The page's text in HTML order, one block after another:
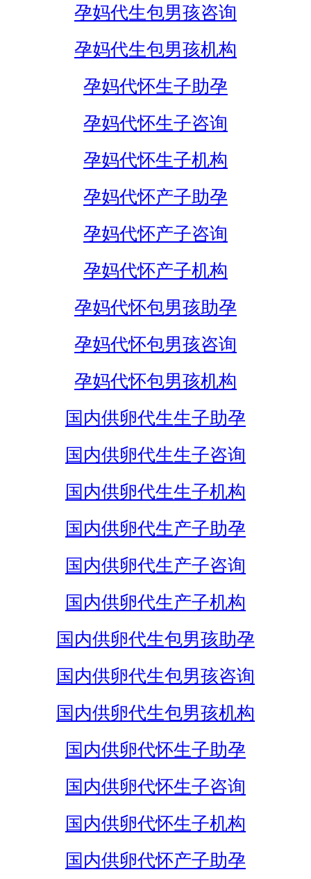
孕妈代生包男孩咨询
孕妈代生包男孩机构
孕妈代怀生子助孕
孕妈代怀生子咨询
孕妈代怀生子机构
孕妈代怀产子助孕
孕妈代怀产子咨询
孕妈代怀产子机构
孕妈代怀包男孩助孕
孕妈代怀包男孩咨询
孕妈代怀包男孩机构
国内供卵代生生子助孕
国内供卵代生生子咨询
国内供卵代生生子机构
国内供卵代生产子助孕
国内供卵代生产子咨询
国内供卵代生产子机构
国内供卵代生包男孩助孕
国内供卵代生包男孩咨询
国内供卵代生包男孩机构
国内供卵代怀生子助孕
国内供卵代怀生子咨询
国内供卵代怀生子机构
国内供卵代怀产子助孕